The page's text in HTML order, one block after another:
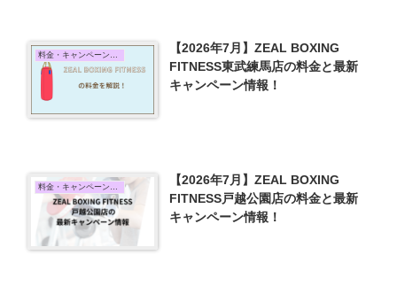
【2026年7月】ZEAL BOXING
FITNESS東武練馬店の料金と最新
キャンペーン情報！
【2026年7月】ZEAL BOXING
FITNESS戸越公園店の料金と最新
キャンペーン情報！